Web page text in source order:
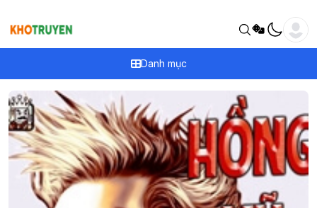
Danh mục